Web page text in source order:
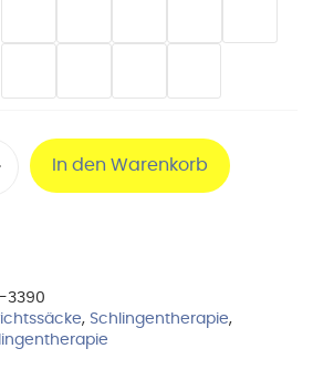
In den Warenkorb
3390
, Schlingentherapie,